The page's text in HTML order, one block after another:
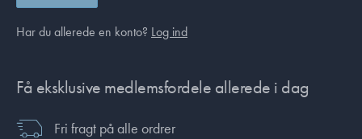
Har du allerede en konto? Log ind
Få eksklusive medlemsfordele allerede i dag
Fri fragt på alle ordrer